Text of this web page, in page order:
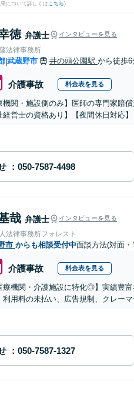
について詳しくは こちら)
徳 弁護士 インタビューを見る
法律事務所
|武蔵野市 井の頭公園駅 から徒歩6
介護事故 料金表を見る
機関・施設側のみ】医師の専門家賠
経営士の資格あり】【夜間休日対応】
哉 弁護士 インタビューを見る
法律事務所フォレスト
市 からも相談受付中面談方法(対面
介護事故 料金表を見る
療機関・介護施設に特化◎】実績豊
利用料の未払い、広告規制、クレー